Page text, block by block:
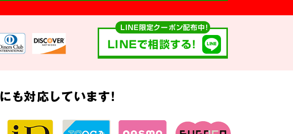
LINE限定クーポン配布中！
LINEで相談する!
にも対応しています!